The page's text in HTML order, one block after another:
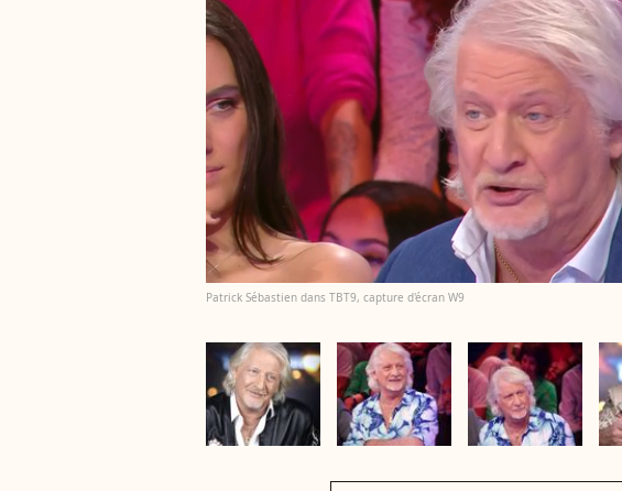
Patrick Sébastien dans TBT9, capture d'écran W9